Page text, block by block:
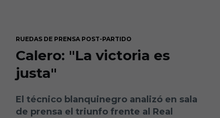
RUEDAS DE PRENSA POST-PARTIDO
Calero: "La victoria es
justa"
El técnico blanquinegro analizó en sala
de prensa el triunfo frente al Real